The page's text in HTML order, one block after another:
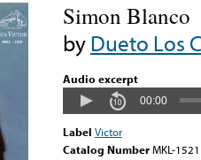
Simon Blanco
byDueto Los
Audio excerpt
00:00
Label Victor
Catalog NumberMKL-1521